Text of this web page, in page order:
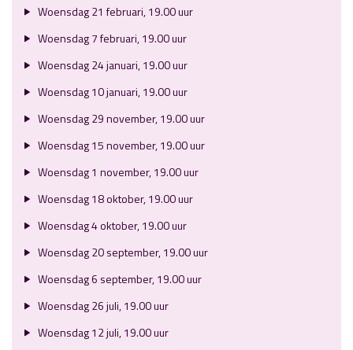
Woensdag 21 februari, 19.00 uur
Woensdag 7 februari, 19.00 uur
Woensdag 24 januari, 19.00 uur
Woensdag 10 januari, 19.00 uur
Woensdag 29 november, 19.00 uur
Woensdag 15 november, 19.00 uur
Woensdag 1 november, 19.00 uur
Woensdag 18 oktober, 19.00 uur
Woensdag 4 oktober, 19.00 uur
Woensdag 20 september, 19.00 uur
Woensdag 6 september, 19.00 uur
Woensdag 26 juli, 19.00 uur
Woensdag 12 juli, 19.00 uur